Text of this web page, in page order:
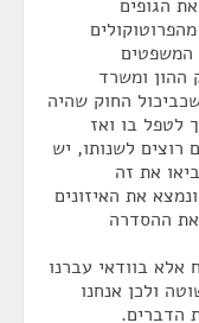
הגופים
המשפטים
ההון ומשרד
החוק שהיה
לטפל בו ואז
רוצים לשנותו, יש
את זה
את האיזונים
את ההסדרה
אלא בוודאי עברנו
ולכן אנחנו
הדברים.